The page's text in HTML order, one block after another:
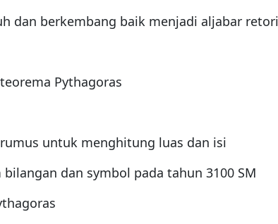
dan berkembang baik menjadi aljabar
Pythagoras
untuk menghitung luas dan isi
dan symbol pada tahun 3100 SM